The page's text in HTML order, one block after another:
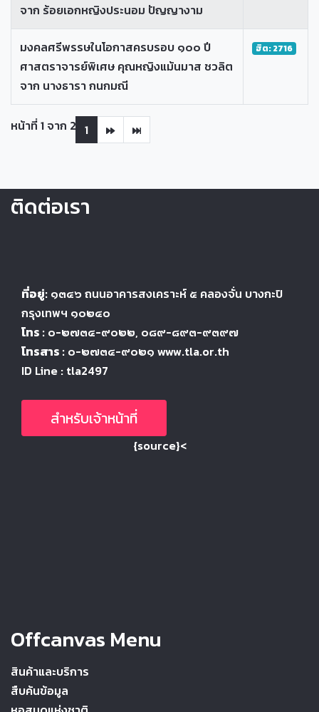
จาก ร้อยเอกหญิงประนอม ปัญญางาม
มงคลศรีพรรษในโอกาสครบรอบ ๑๐๐ ปี
ศาสตราจารย์พิเศษ คุณหญิงแม้นมาส ชวลิต
จาก นางธารา กนกมณี
ฮิต: 2716
หน้าที่ 1 จาก 2 1
ติดต่อเรา
ที่อยู่: ๑๓๔๖ ถนนอาคารสงเคราะห์ ๕ คลองจั่น บางกะปิ
กรุงเทพฯ ๑๐๒๔๐
โทร : ๐-๒๗๓๔-๙๐๒๒, ๐๘๙-๘๙๓-๙๓๙๗
โทรสาร : ๐-๒๗๓๔-๙๐๒๑ www.tla.or.th
ID Line : tla2497
สำหรับเจ้าหน้าที่
{source}<
Offcanvas Menu
สินค้าและบริการ
สืบค้นข้อมูล